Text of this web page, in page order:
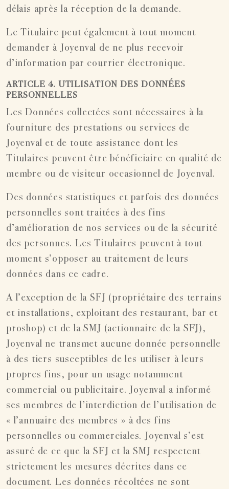
délais après la réception de la demande.
Le Titulaire peut également à tout moment
demander à Joyenval de ne plus recevoir
d’information par courrier électronique.
ARTICLE 4. UTILISATION DES DONNÉES
PERSONNELLES
Les Données collectées sont nécessaires à la
fourniture des prestations ou services de
Joyenval et de toute assistance dont les
Titulaires peuvent être bénéficiaire en qualité de
membre ou de visiteur occasionnel de Joyenval.
Des données statistiques et parfois des données
personnelles sont traitées à des fins
d’amélioration de nos services ou de la sécurité
des personnes. Les Titulaires peuvent à tout
moment s’opposer au traitement de leurs
données dans ce cadre.
A l’exception de la SFJ (propriétaire des terrains
et installations, exploitant des restaurant, bar et
proshop) et de la SMJ (actionnaire de la SFJ),
Joyenval ne transmet aucune donnée personnelle
à des tiers susceptibles de les utiliser à leurs
propres fins, pour un usage notamment
commercial ou publicitaire. Joyenval a informé
ses membres de l’interdiction de l’utilisation de
« l’annuaire des membres » à des fins
personnelles ou commerciales. Joyenval s’est
assuré de ce que la SFJ et la SMJ respectent
strictement les mesures décrites dans ce
document. Les données récoltées ne sont